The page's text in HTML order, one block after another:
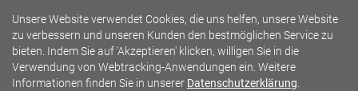
Unsere Website verwendet Cookies, die uns helfen, unsere Website
zu verbessern und unseren Kunden den bestmöglichen Service zu
bieten. Indem Sie auf 'Akzeptieren' klicken, willigen Sie in die
Verwendung von Webtracking-Anwendungen ein. Weitere
Informationen finden Sie in unserer Datenschutzerklärung.